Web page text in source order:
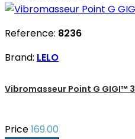
Reference: 8236
Brand: LELO
Vibromasseur Point G GIGI™ 3
Price169.00